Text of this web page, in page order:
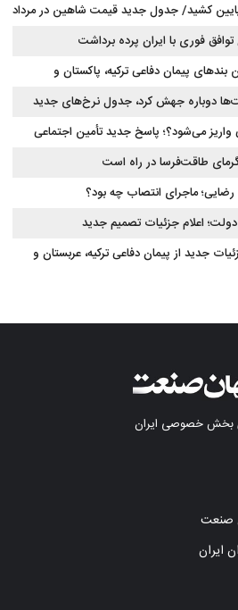
کشید/ جدول جدید قیمت شاهین در مرداد
توافق فوری با ایران پرده برداشت
پیمان دفاعی ترکیه، پاکستان و
دوباره جهش کرد، جدول نرخ‌های جدید
می‌شود؟؛ پاسخ جدید تأمین اجتماعی
ماجرای انتصاب چه بود؟
اعلام جزئیات تصمیم جدید
جدید از پیمان دفاعی ترکیه، عربستان و
بخش خصوصی ایران
صنعت
ایران